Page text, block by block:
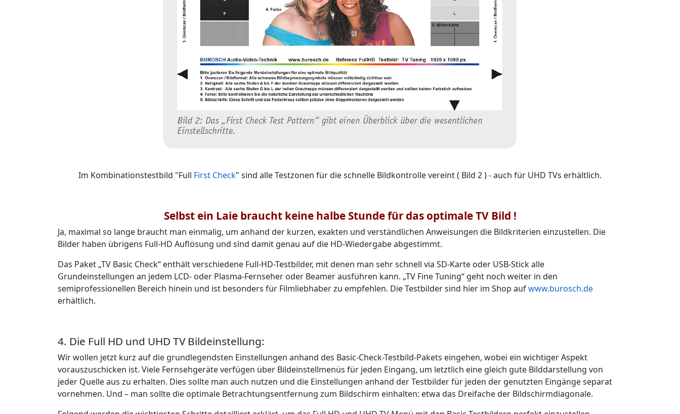
Im Kombinationstestbild "Full First Check" sind alle Testzonen für die schnelle Bildkontrolle vereint ( Bild 2 ) - auch für UHD TVs erhältlich.
Selbst ein Laie braucht keine halbe Stunde für das optimale TV Bild !
Ja, maximal so lange braucht man einmalig, um anhand der kurzen, exakten und verständlichen Anweisungen die Bildkriterien einzustellen. Die
Bilder haben übrigens Full-HD Auflösung und sind damit genau auf die HD-Wiedergabe abgestimmt.
Das Paket „TV Basic Check“ enthält verschiedene Full-HD-Testbilder, mit denen man sehr schnell via SD-Karte oder USB-Stick alle
Grundeinstellungen an jedem LCD- oder Plasma-Fernseher oder Beamer ausführen kann. „TV Fine Tuning“ geht noch weiter in den
semiprofessionellen Bereich hinein und ist besonders für Filmliebhaber zu empfehlen. Die Testbilder sind hier im Shop aufwww.burosch.de
erhältlich.
4. Die Full HD und UHD TV Bildeinstellung:
Wir wollen jetzt kurz auf die grundlegendsten Einstellungen anhand des Basic-Check-Testbild-Pakets eingehen, wobei ein wichtiger Aspekt
vorauszuschicken ist. Viele Fernsehgeräte verfügen über Bildeinstellmenüs für jeden Eingang, um letztlich eine gleich gute Bilddarstellung von
jeder Quelle aus zu erhalten. Dies sollte man auch nutzen und die Einstellungen anhand der Testbilder für jeden der genutzten Eingänge separat
vornehmen. Und – man sollte die optimale Betrachtungsentfernung zum Bildschirm einhalten: etwa das Dreifache der Bildschirmdiagonale.